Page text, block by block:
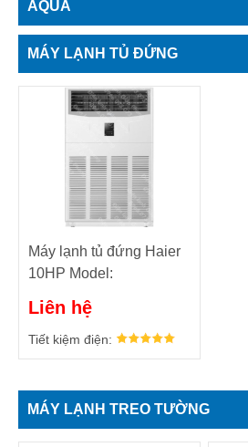
AQUA
MÁY LẠNH TỦ ĐỨNG
Máy lạnh tủ đứng Haier
10HP Model:
1U96WS1QRB
Liên hệ
Tiết kiệm điện:
MÁY LẠNH TREO TƯỜNG